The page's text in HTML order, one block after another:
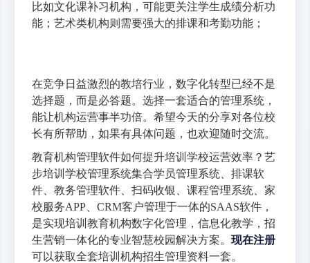
比如文化课补习机构，可能更关注学生成绩分析功
能；艺术类机构则需要强大的排课和考勤功能；
在竞争日益激烈的教培行业，数字化转型已经不是
选择题，而是必答题。选择一套适合的管理系统，
能让机构运营事半功倍。希望今天的分享对各位校
长有所帮助，如果有具体问题，也欢迎随时交流。
教育机构管理软件如何提升培训学校运营效率？艺
步培训学校管理系统集合学员管理系统、排课软
件、教务管理软件、扫码收银、课程管理系统、家
校服务APP、CRM客户管理于一体的SAAS软件，
是实现培训教育机构数字化管理，信息化教学，招
生营销一体化的专业智慧校园解决方案。 现在注册
可以获取全套培训机构招生管理资料一套。